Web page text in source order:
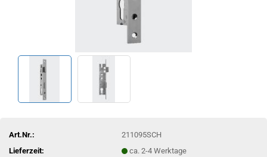
Art.Nr.:
211095SCH
Lieferzeit:
ca. 2-4 Werktage